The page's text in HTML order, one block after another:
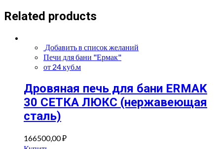
Related products
Добавить в список желаний
Печи для бани "Ермак"
от 24 куб.м
Дровяная печь для бани ERMAK
30 СЕТКА ЛЮКС (нержавеющая
сталь)
166500,00₽